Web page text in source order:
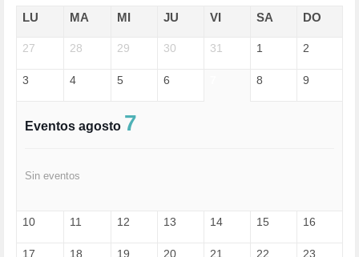
EDGAR MORIN (1)
EMIGRACIÓN (4)
ESPECULACIÓN (2)
FELICIDAD (1)
FRANCISCO (5)
GUERRA (133)
HUMOR (1)
LU MA MI JU VI SA DO
27 28 29 30 31 1 2
3 4 5 6 8 9
Eventos agosto 7
Sin eventos
10 11 12 13 14 15 16
17 18 19 20 21 22 23